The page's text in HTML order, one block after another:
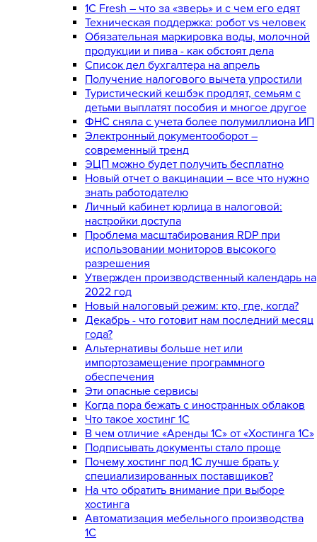
1С Fresh – что за «зверь» и с чем его едят
Техническая поддержка: робот vs человек
Обязательная маркировка воды, молочной
продукции и пива - как обстоят дела
Список дел бухгалтера на апрель
Получение налогового вычета упростили
Туристический кешбэк продлят, семьям с
детьми выплатят пособия и многое другое
ФНС сняла с учета более полумиллиона ИП
Электронный документооборот –
современный тренд
ЭЦП можно будет получить бесплатно
Новый отчет о вакцинации – все что нужно
знать работодателю
Личный кабинет юрлица в налоговой:
настройки доступа
Проблема масштабирования RDP при
использовании мониторов высокого
разрешения
Утвержден производственный календарь на
2022 год
Новый налоговый режим: кто, где, когда?
Декабрь - что готовит нам последний месяц
года?
Альтернативы больше нет или
импортозамещение программного
обеспечения
Эти опасные сервисы
Когда пора бежать с иностранных облаков
Что такое хостинг 1С
В чем отличие «Аренды 1С» от «Хостинга 1С»
Подписывать документы стало проще
Почему хостинг под 1С лучше брать у
специализированных поставщиков?
На что обратить внимание при выборе
хостинга
Автоматизация мебельного производства
1С